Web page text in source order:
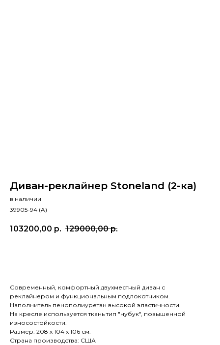
Диван-реклайнер Stoneland (2-ка)
в наличии
39905-94 (A)
103200,00 р. 129000,00 р.
Современный, комфортный двухместный диван с
реклайнером и функциональным подлокотником.
Наполнитель пенополиуретан высокой эластичности.
На кресле используется ткань тип "нубук", повышенной
износостойкости.
Размер: 208 х 104 х 106 см.
Страна производства: США